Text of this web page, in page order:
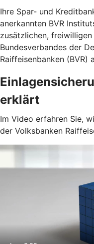
Ihre Spar- und
anerkannten BVR
zusätzlichen,
Bundesverbandes der
Raiffeisenbanken (BVR)
erklärt
Im Video erfahren Sie,
der Volksbanken